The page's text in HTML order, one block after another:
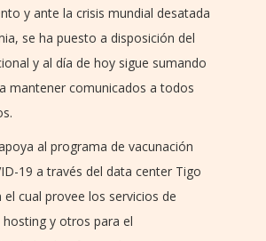
y ante la crisis mundial desatada
se ha puesto a disposición del
y al día de hoy sigue sumando
mantener comunicados a todos
al programa de vacunación
19 a través del data center Tigo
el cual provee los servicios de
y otros para el